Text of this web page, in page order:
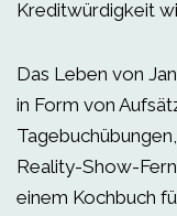
Kreditwürdigkeit
Das Leben von
in Form von
Reality-Show-
einem Kochbuch